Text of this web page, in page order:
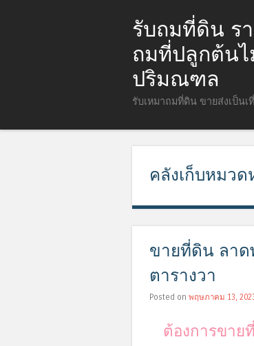
รับถมที่ดิน ร
ถมที่ปลูกต้นไ
ปริมณฑล
รับเหมาถมที่ดิน ขายส่งเป็น
คลังเก็บหมวด
ขายที่ดิน ลาด
ตารางวา
Posted on พฤษภาคม 13,
ต้องการขาย